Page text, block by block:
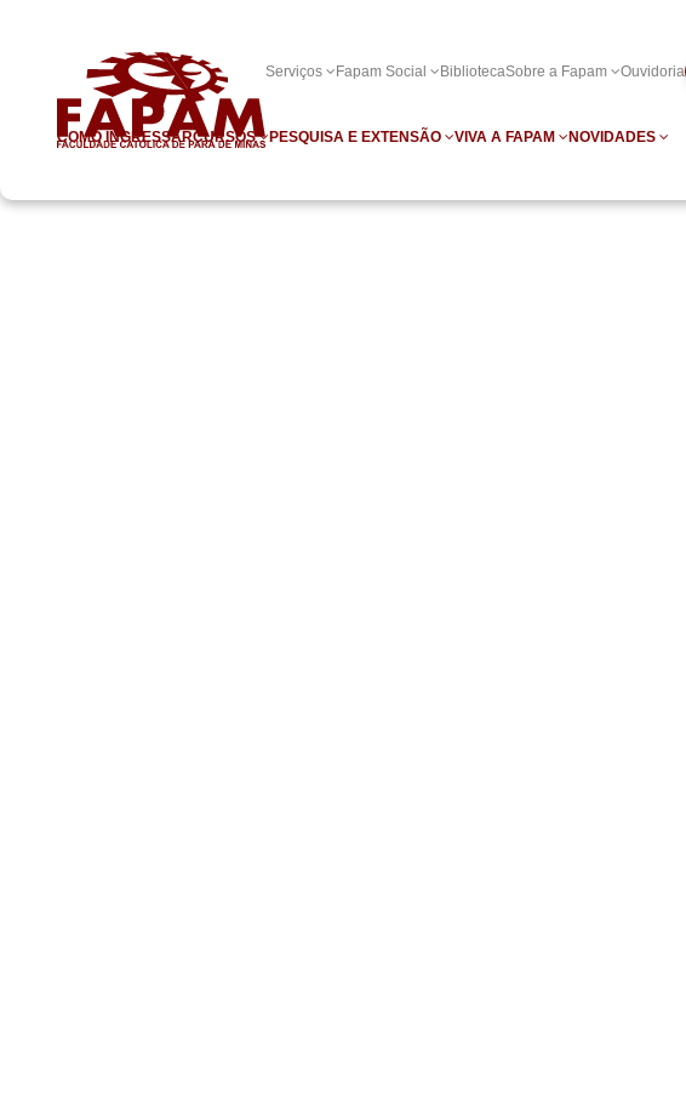
Serviços Fapam Social BibliotecaSobre a Fapam Ouvidoria
COMO INGRESSARCURSOS PESQUISA E EXTENSÃO VIVA A FAPAM NOVIDADES